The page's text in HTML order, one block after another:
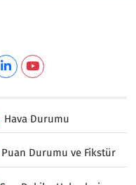
Hava Durumu
Puan Durumu ve Fikstür